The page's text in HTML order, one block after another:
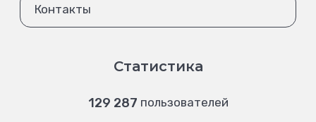
Контакты
Статистика
129 287 пользователей